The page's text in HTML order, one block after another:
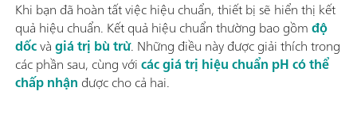
Khi bạn đã hoàn tất việc hiệu chuẩn, thiết bị sẽ hiển thị kết
quả hiệu chuẩn. Kết quả hiệu chuẩn thường bao gồmđộ
dốcvàgiá trị bù trừ. Những điều này được giải thích trong
các phần sau, cùng vớicác giá trị hiệu chuẩn pH có thể
chấp nhận được cho cả hai.